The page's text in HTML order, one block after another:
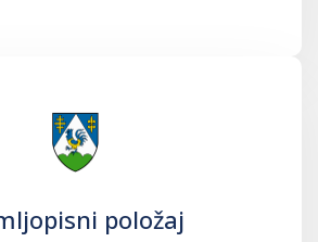
položaj